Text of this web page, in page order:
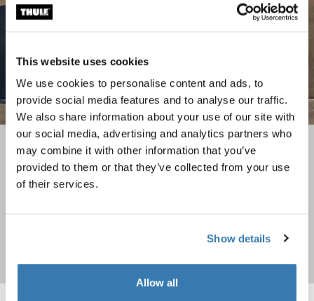
This website uses cookies
We use cookies to personalise content and ads, to
provide social media features and to analyse our traffic.
We also share information about your use of our site with
our social media, advertising and analytics partners who
may combine it with other information that you’ve
provided to them or that they’ve collected from your use
of their services.
Show details
Allow all
Коллекции чемоданов и сумок
Выберите для себя оптимальный вариант из наших
разнообразных коллекций чемоданов и сумок